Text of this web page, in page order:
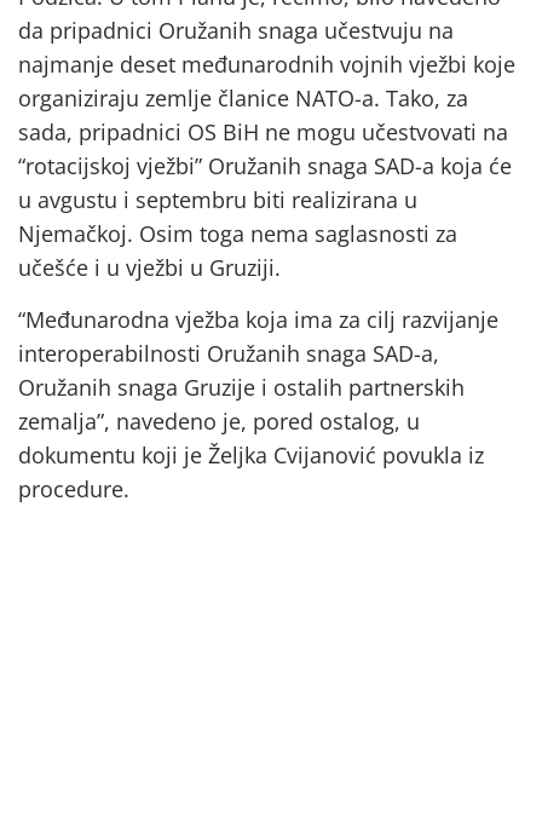
da pripadnici Oružanih snaga učestvuju na
najmanje deset međunarodnih vojnih vježbi koje
organiziraju zemlje članice NATO-a. Tako, za
sada, pripadnici OS BiH ne mogu učestvovati na
“rotacijskoj vježbi” Oružanih snaga SAD-a koja će
u avgustu i septembru biti realizirana u
Njemačkoj. Osim toga nema saglasnosti za
učešće i u vježbi u Gruziji.
“Međunarodna vježba koja ima za cilj razvijanje
interoperabilnosti Oružanih snaga SAD-a,
Oružanih snaga Gruzije i ostalih partnerskih
zemalja”, navedeno je, pored ostalog, u
dokumentu koji je Željka Cvijanović povukla iz
procedure.